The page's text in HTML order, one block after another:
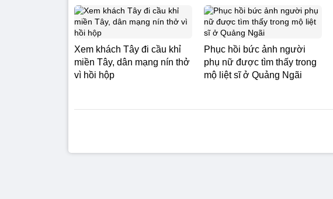
Xem khách Tây đi cầu khỉ
miền Tây, dân mạng nín thở
vì hồi hộp
Phục hồi bức ảnh người
phụ nữ được tìm thấy trong
mộ liệt sĩ ở Quảng Ngãi